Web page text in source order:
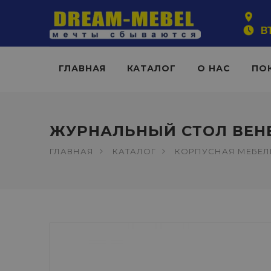
ГЛАВНАЯ КАТАЛОГ О НАС
ЖУРНАЛЬНЫЙ СТОЛ
ГЛАВНАЯ КАТАЛОГ КОРПУСНАЯ